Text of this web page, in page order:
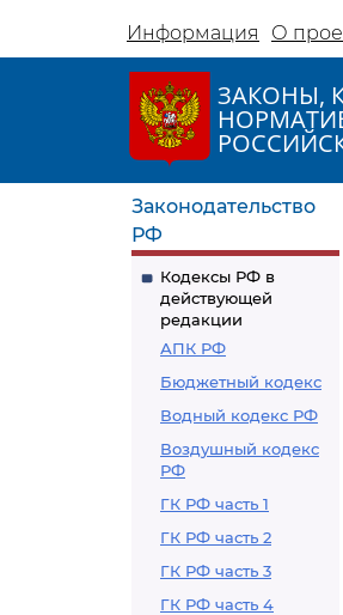
Информация О
ЗАКОНЫ,
Законодательство
РФ
Кодексы РФ в
действующей
редакции
АПК РФ
Бюджетный кодекс
Водный кодекс РФ
Воздушный кодекс
РФ
ГК РФ часть 1
ГК РФ часть 2
ГК РФ часть 3
ГК РФ часть 4